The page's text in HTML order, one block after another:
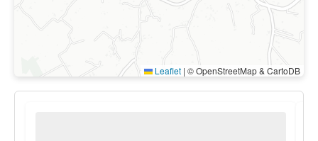
Leaflet | © OpenStreetMap & CartoDB